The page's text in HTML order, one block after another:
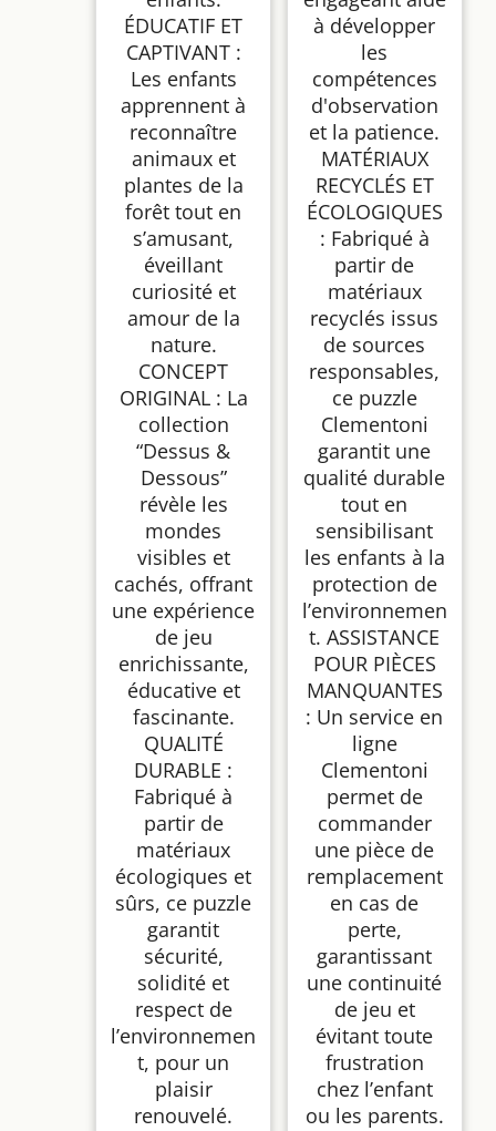
ÉDUCATIF ET
CAPTIVANT :
Les enfants
apprennent à
reconnaître
animaux et
plantes de la
forêt tout en
s’amusant,
éveillant
curiosité et
amour de la
nature.
CONCEPT
ORIGINAL : La
collection
“Dessus &
Dessous”
révèle les
mondes
visibles et
cachés, offrant
une expérience
de jeu
enrichissante,
éducative et
fascinante.
QUALITÉ
DURABLE :
Fabriqué à
partir de
matériaux
écologiques et
sûrs, ce puzzle
garantit
sécurité,
solidité et
respect de
l’environnemen
t, pour un
plaisir
renouvelé.
à développer
les
compétences
d'observation
et la patience.
MATÉRIAUX
RECYCLÉS ET
ÉCOLOGIQUES
: Fabriqué à
partir de
matériaux
recyclés issus
de sources
responsables,
ce puzzle
Clementoni
garantit une
qualité durable
tout en
sensibilisant
les enfants à la
protection de
l’environnemen
t. ASSISTANCE
POUR PIÈCES
MANQUANTES
: Un service en
ligne
Clementoni
permet de
commander
une pièce de
remplacement
en cas de
perte,
garantissant
une continuité
de jeu et
évitant toute
frustration
chez l’enfant
ou les parents.